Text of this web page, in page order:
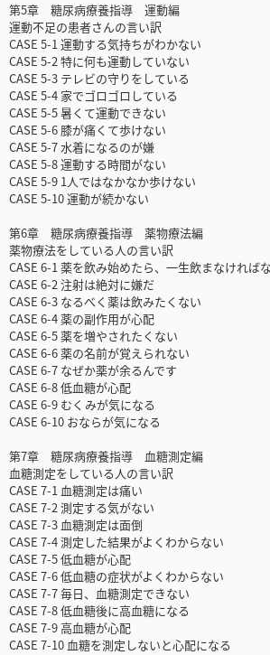
第5章 糖尿病療養指導 運動編
運動不足の患者さんの言い訳
CASE 5-1 運動する気持ちがわかない
CASE 5-2 特に何も運動していない
CASE 5-3 テレビの守りをしている
CASE 5-4 家でゴロゴロしている
CASE 5-5 暑くて運動できない
CASE 5-6 膝が痛くて歩けない
CASE 5-7 水着になるのが嫌
CASE 5-8 運動する時間がない
CASE 5-9 1人ではなかなか歩けない
CASE 5-10 運動が続かない
第6章 糖尿病療養指導 薬物療法編
薬物療法をしている人の言い訳
CASE 6-1 薬を飲み始めたら、一生飲まなければ
CASE 6-2 注射は絶対に嫌だ
CASE 6-3 なるべく薬は飲みたくない
CASE 6-4 薬の副作用が心配
CASE 6-5 薬を増やされたくない
CASE 6-6 薬の名前が覚えられない
CASE 6-7 なぜか薬が余るんです
CASE 6-8 低血糖が心配
CASE 6-9 むくみが気になる
CASE 6-10 おならが気になる
第7章 糖尿病療養指導 血糖測定編
血糖測定をしている人の言い訳
CASE 7-1 血糖測定は痛い
CASE 7-2 測定する気がない
CASE 7-3 血糖測定は面倒
CASE 7-4 測定した結果がよくわからない
CASE 7-5 低血糖が心配
CASE 7-6 低血糖の症状がよくわからない
CASE 7-7 毎日、血糖測定できない
CASE 7-8 低血糖後に高血糖になる
CASE 7-9 高血糖が心配
CASE 7-10 血糖を測定しないと心配になる